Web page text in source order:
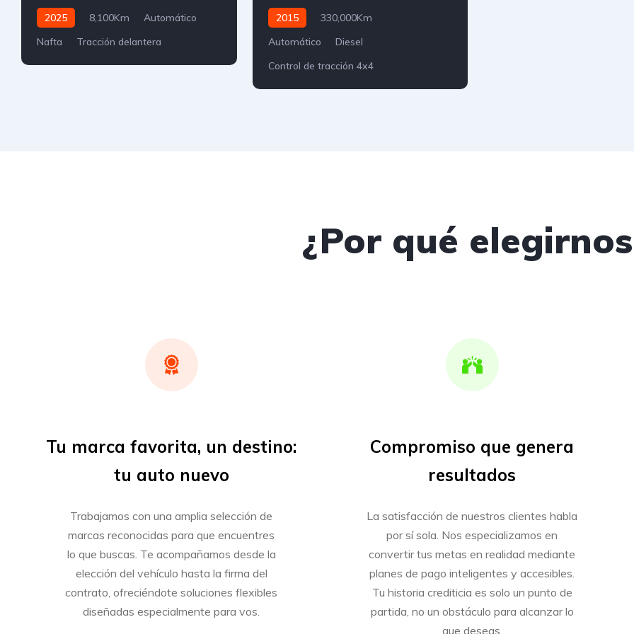
2025 8,100Km
Automático
Nafta
Tracción delantera
2015
330,000Km
Automático
Diesel
Control de tracción 4x4
¿Por qué
Tu marca favorita, un destino:
tu auto nuevo
Trabajamos con una amplia selección de
marcas reconocidas para que encuentres
lo que buscas. Te acompañamos desde la
elección del vehículo hasta la firma del
contrato, ofreciéndote soluciones flexibles
diseñadas especialmente para vos.
Compromiso que genera
resultados
La satisfacción de nuestros clientes habla
por sí sola. Nos especializamos en
convertir tus metas en realidad mediante
planes de pago inteligentes y accesibles.
Tu historia crediticia es solo un punto de
partida, no un obstáculo para alcanzar lo
que deseas.